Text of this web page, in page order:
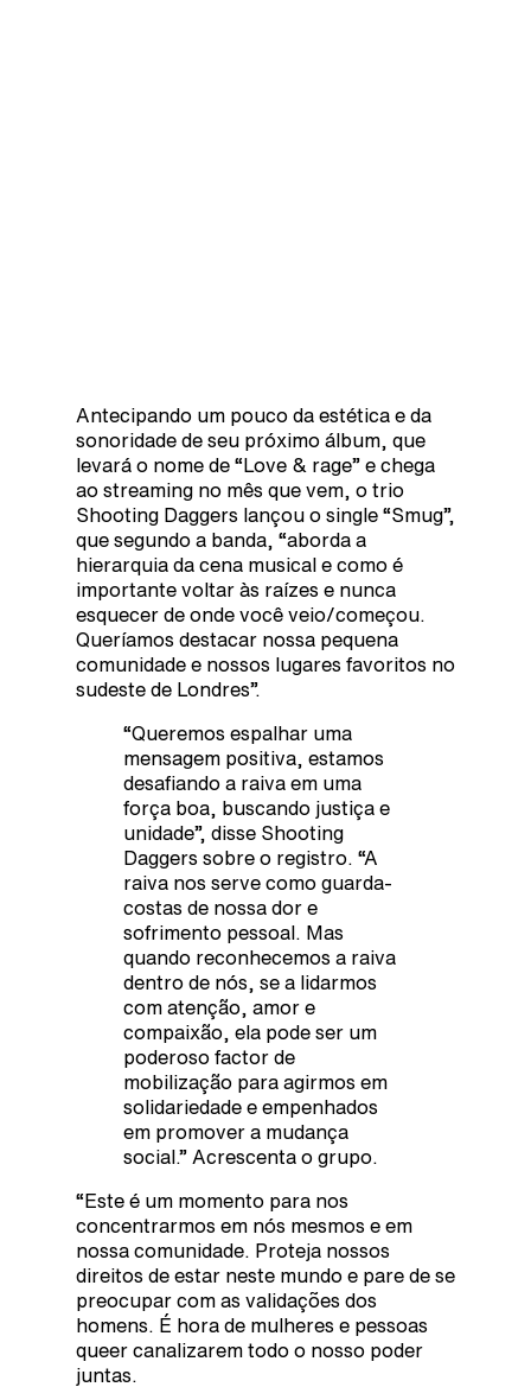
Antecipando um pouco da estética e da
sonoridade de seu próximo álbum, que
levará o nome de “Love & rage” e chega
ao streaming no mês que vem, o trio
Shooting Daggers lançou o single “Smug”,
que segundo a banda, “aborda a
hierarquia da cena musical e como é
importante voltar às raízes e nunca
esquecer de onde você veio/começou.
Queríamos destacar nossa pequena
comunidade e nossos lugares favoritos no
sudeste de Londres”.
“Queremos espalhar uma
mensagem positiva, estamos
desafiando a raiva em uma
força boa, buscando justiça e
unidade”, disse Shooting
Daggers sobre o registro. “A
raiva nos serve como guarda-
costas de nossa dor e
sofrimento pessoal. Mas
quando reconhecemos a raiva
dentro de nós, se a lidarmos
com atenção, amor e
compaixão, ela pode ser um
poderoso factor de
mobilização para agirmos em
solidariedade e empenhados
em promover a mudança
social.” Acrescenta o grupo.
“Este é um momento para nos
concentrarmos em nós mesmos e em
nossa comunidade. Proteja nossos
direitos de estar neste mundo e pare de se
preocupar com as validações dos
homens. É hora de mulheres e pessoas
queer canalizarem todo o nosso poder
juntas.